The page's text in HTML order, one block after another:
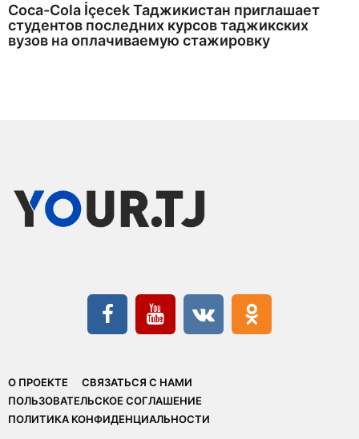
Coca-Cola İçecek Таджикистан приглашает
студентов последних курсов таджикских
вузов на оплачиваемую стажировку
О ПРОЕКТЕ
СВЯЗАТЬСЯ С НАМИ
ПОЛЬЗОВАТЕЛЬСКОЕ СОГЛАШЕНИЕ
ПОЛИТИКА КОНФИДЕНЦИАЛЬНОСТИ